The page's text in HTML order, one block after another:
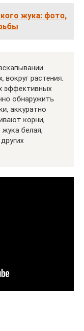
жука: фото,
растения.
эффективных
обнаружить
аккуратно
корни,
белая,